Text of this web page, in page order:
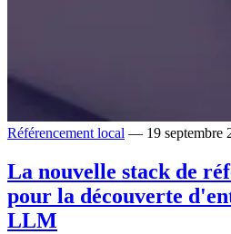
Référencement local — 19 septembre
La nouvelle stack de
pour la découverte
LLM